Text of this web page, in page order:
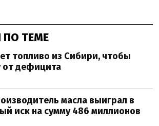
ТЕМЕ
топливо из Сибири, чтобы
от дефицита
масла выиграл в
иск на сумму 486 миллионов